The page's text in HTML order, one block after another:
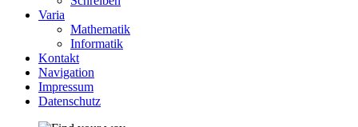
Varia
Mathematik
Informatik
Kontakt
Navigation
Impressum
Datenschutz